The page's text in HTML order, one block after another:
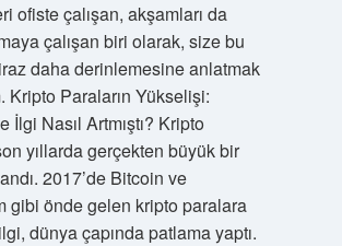
ofiste çalışan, akşamları da
çalışan biri olarak, size bu
daha derinlemesine anlatmak
Kripto Paraların Yükselişi:
İlgi Nasıl Artmıştı? Kripto
yıllarda gerçekten büyük bir
2017’de Bitcoin ve
gibi önde gelen kripto paralara
dünya çapında patlama yaptı.